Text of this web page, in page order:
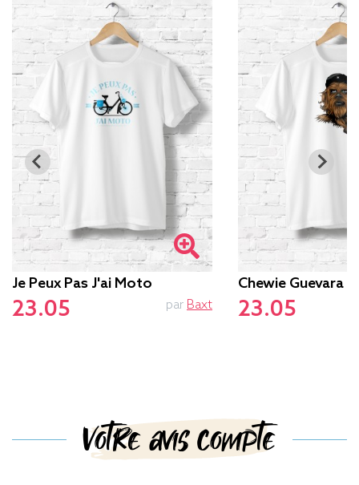
Je Peux Pas J'ai Moto
23.05 par Baxt
Chewie Guevara
23.05
Votre avis compte